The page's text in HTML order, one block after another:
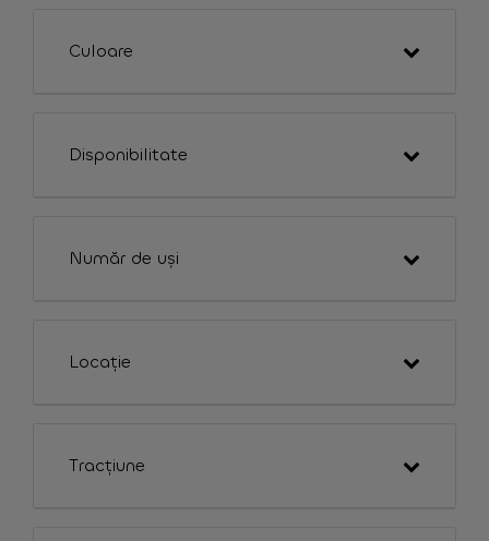
Culoare
Disponibilitate
Număr de uși
Locație
Tracțiune